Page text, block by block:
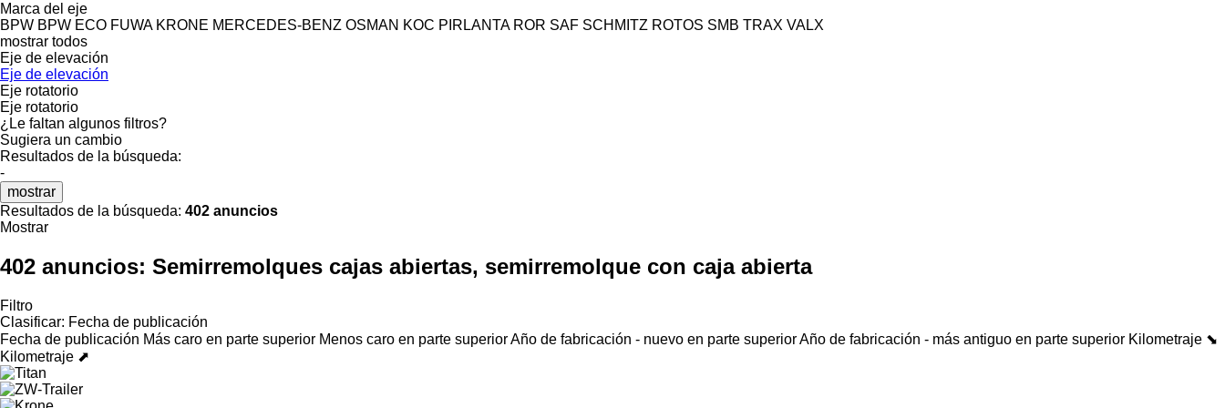
Marca del eje
BPW BPW ECO FUWA KRONE MERCEDES-BENZ OSMAN KOC PIRLANTA ROR SAF SCHMITZ ROTOS SMB TRAX VALX
mostrar todos
Eje de elevación
Eje de elevación
Eje rotatorio
Eje rotatorio
¿Le faltan algunos filtros?
Sugiera un cambio
Resultados de la búsqueda:
-
mostrar
Resultados de la búsqueda: 402 anuncios
Mostrar
402 anuncios: Semirremolques cajas abiertas, semirremolque con caja abierta
Filtro
Clasificar: Fecha de publicación
Fecha de publicación Más caro en parte superior Menos caro en parte superiorAño de fabricación - nuevo en parte superiorAño de fabricación - más antiguo en parte superior Kilometraje ⬊
Kilometraje ⬈